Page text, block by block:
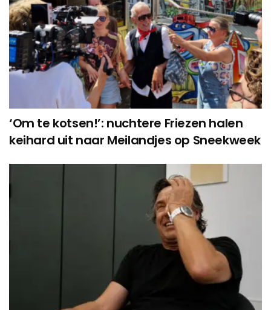
‘Om te kotsen!’: nuchtere Friezen halen
keihard uit naar Meilandjes op Sneekweek